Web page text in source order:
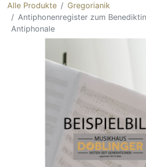
Alle Produkte
Gregorianik
Antiphonenregister zum
Antiphonale